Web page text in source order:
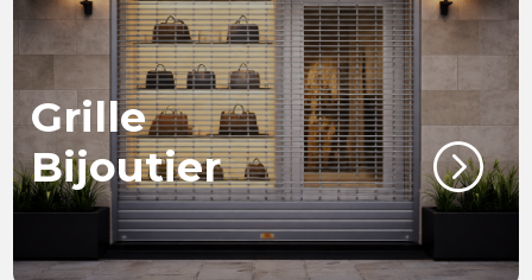
Grille
Bijoutier
=